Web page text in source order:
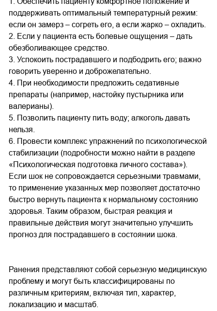
поддерживать оптимальный температурный режим:
если он замерз – согреть его, а если жарко – охладить.
2. Если у пациента есть болевые ощущения – дать
обезболивающее средство.
3. Успокоить пострадавшего и подбодрить его; важно
говорить уверенно и доброжелательно.
4. При необходимости предложить седативные
препараты (например, настойку пустырника или
валерианы).
5. Позволить пациенту пить воду; алкоголь давать
нельзя.
6. Провести комплекс упражнений по психологической
стабилизации (подробности можно найти в разделе
«Психологическая подготовка личного состава»).
Если шок не сопровождается серьезными травмами,
то применение указанных мер позволяет достаточно
быстро вернуть пациента к нормальному состоянию
здоровья. Таким образом, быстрая реакция и
правильные действия могут значительно улучшить
прогноз для пострадавшего в состоянии шока.
Ранения представляют собой серьезную медицинскую
проблему и могут быть классифицированы по
различным критериям, включая тип, характер,
локализацию и масштаб.